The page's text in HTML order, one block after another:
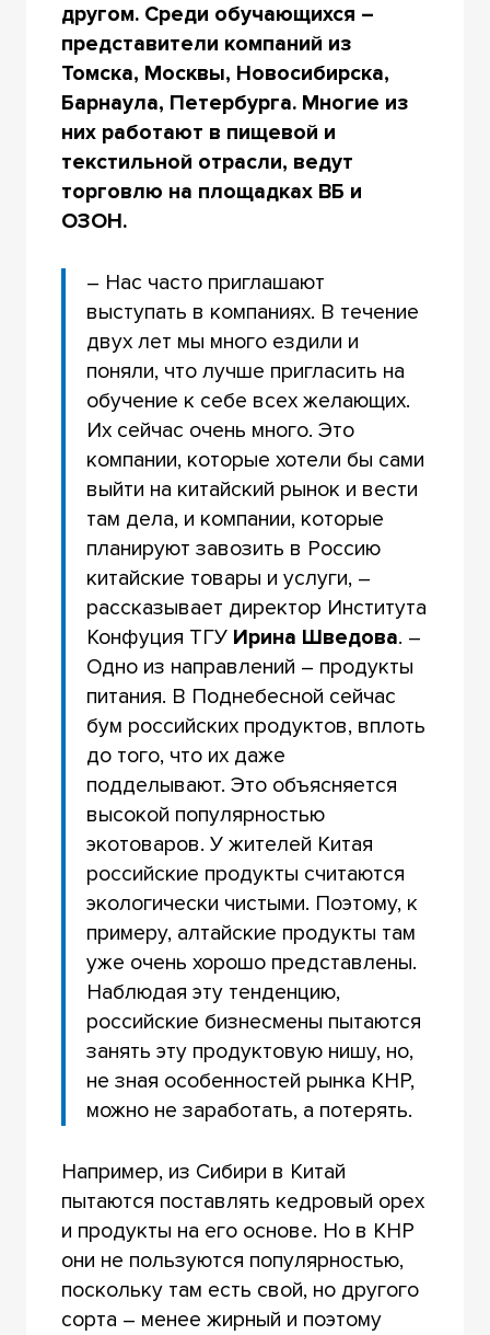
другом. Среди обучающихся –
представители компаний из
Томска, Москвы, Новосибирска,
Барнаула, Петербурга. Многие из
них работают в пищевой и
текстильной отрасли, ведут
торговлю на площадках ВБ и
ОЗОН.
– Нас часто приглашают
выступать в компаниях. В течение
двух лет мы много ездили и
поняли, что лучше пригласить на
обучение к себе всех желающих.
Их сейчас очень много. Это
компании, которые хотели бы сами
выйти на китайский рынок и вести
там дела, и компании, которые
планируют завозить в Россию
китайские товары и услуги, –
рассказывает директор Института
Конфуция ТГУ Ирина Шведова. –
Одно из направлений – продукты
питания. В Поднебесной сейчас
бум российских продуктов, вплоть
до того, что их даже
подделывают. Это объясняется
высокой популярностью
экотоваров. У жителей Китая
российские продукты считаются
экологически чистыми. Поэтому, к
примеру, алтайские продукты там
уже очень хорошо представлены.
Наблюдая эту тенденцию,
российские бизнесмены пытаются
занять эту продуктовую нишу, но,
не зная особенностей рынка КНР,
можно не заработать, а потерять.
Например, из Сибири в Китай
пытаются поставлять кедровый орех
и продукты на его основе. Но в КНР
они не пользуются популярностью,
поскольку там есть свой, но другого
сорта – менее жирный и поэтому